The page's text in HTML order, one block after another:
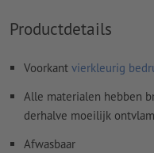
Productdetails
Voorkant vierkleurig
Alle materialen hebben
derhalve moeilijk
Afwasbaar